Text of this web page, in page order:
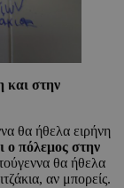
και στην
θα ήθελα ειρήνη
ο πόλεμος στην
θα ήθελα
αν μπορείς.